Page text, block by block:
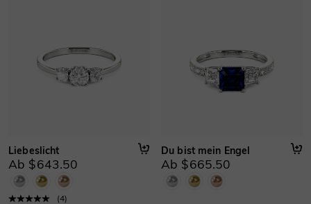
Liebeslicht
Ab $643.50
(4)
Du bist mein Engel
Ab $665.50